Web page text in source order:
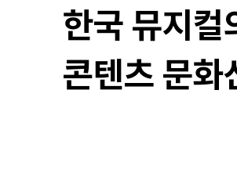
한국 뮤지컬
콘텐츠 문화